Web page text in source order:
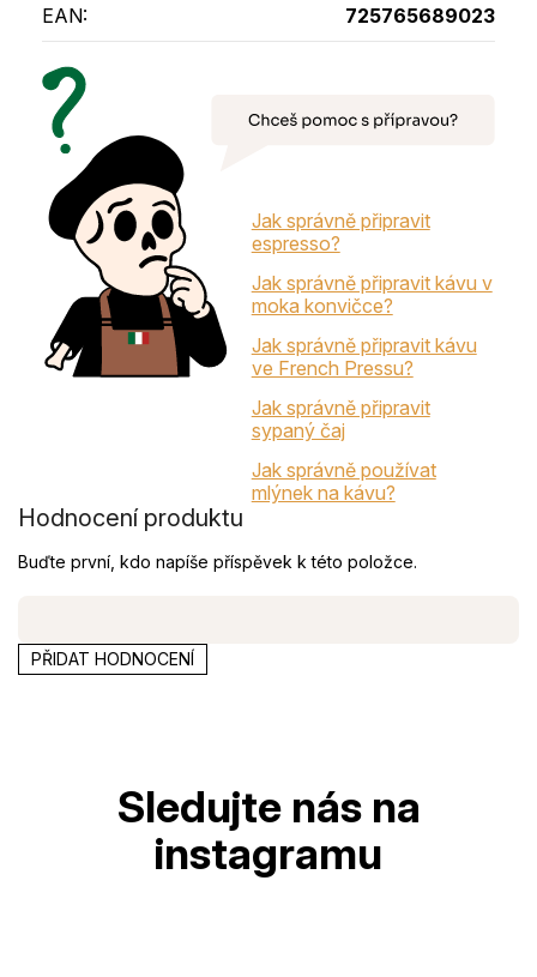
EAN: 725765689023
Jak správně připravit
espresso?
Jak správně připravit kávu v
moka konvičce?
Jak správně připravit kávu
ve French Pressu?
Jak správně připravit
sypaný čaj
Jak správně používat
mlýnek na kávu?
Hodnocení produktu
Buďte první, kdo napíše příspěvek k této položce.
PŘIDAT HODNOCENÍ